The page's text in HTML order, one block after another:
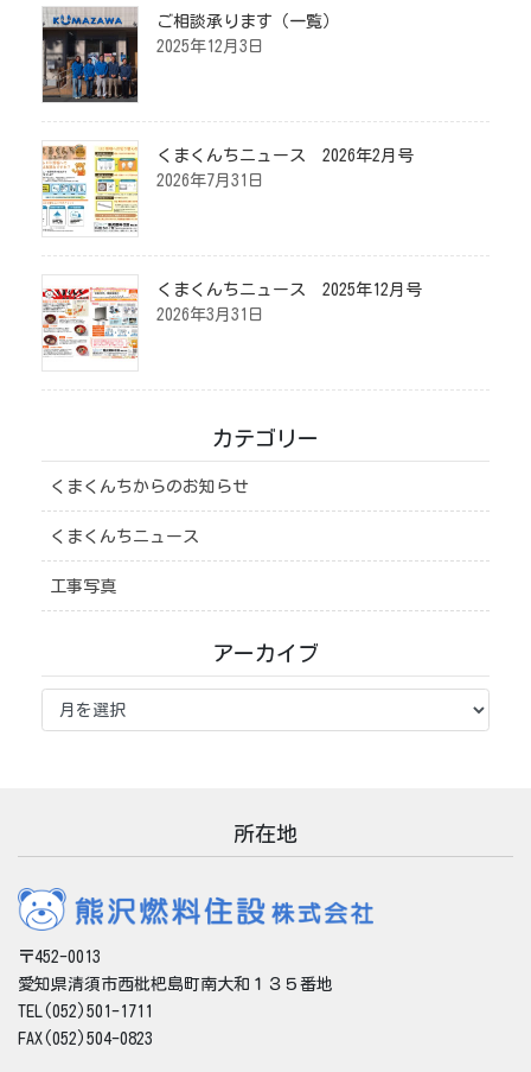
ご相談承ります（一覧）
2025年12月3日
くまくんちニュース 2026年2月号
2026年7月31日
くまくんちニュース 2025年12月号
2026年3月31日
カテゴリー
くまくんちからのお知らせ
くまくんちニュース
工事写真
アーカイブ
ア
所在地
〒452-0013
愛知県清須市西枇杷島町南大和１３５番地
TEL(052)501-1711
FAX(052)504-0823